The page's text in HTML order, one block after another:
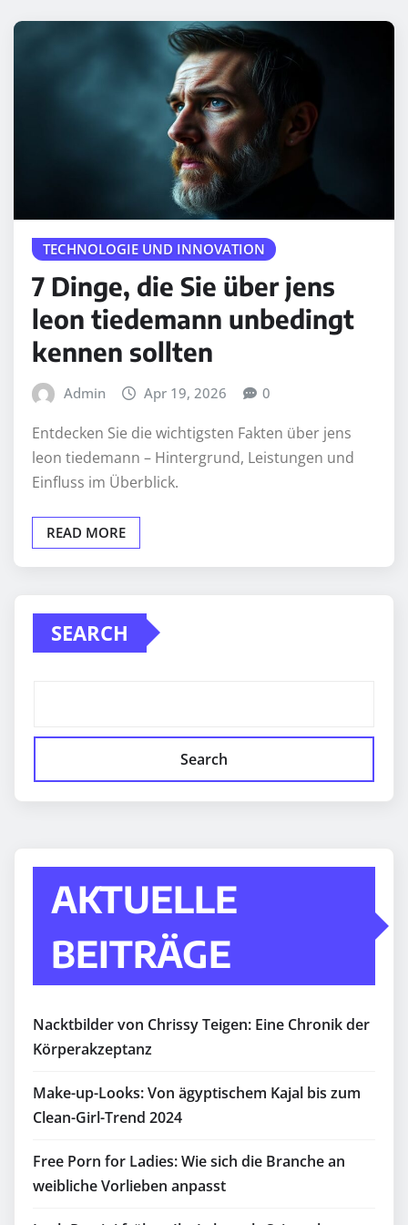
TECHNOLOGIE UND INNOVATION
7 Dinge, die Sie über jens
leon tiedemann unbedingt
kennen sollten
Admin Apr 19, 2026 0
Entdecken Sie die wichtigsten Fakten über jens
leon tiedemann – Hintergrund, Leistungen und
Einfluss im Überblick.
READ MORE
SEARCH
Search
AKTUELLE
BEITRÄGE
Nacktbilder von Chrissy Teigen: Eine Chronik der
Körperakzeptanz
Make-up-Looks: Von ägyptischem Kajal bis zum
Clean-Girl-Trend 2024
Free Porn for Ladies: Wie sich die Branche an
weibliche Vorlieben anpasst